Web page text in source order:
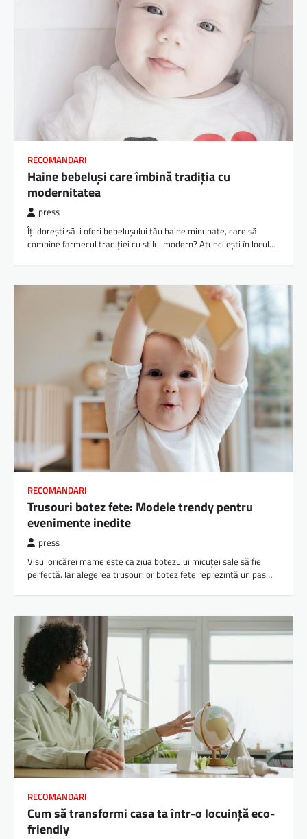
RECOMANDARI
Haine bebeluși care îmbină tradiția cu
modernitatea
press
Îți dorești să-i oferi bebelușului tău haine minunate, care să
combine farmecul tradiției cu stilul modern? Atunci ești în locul…
RECOMANDARI
Trusouri botez fete: Modele trendy pentru
evenimente inedite
press
Visul oricărei mame este ca ziua botezului micuței sale să fie
perfectă. Iar alegerea trusourilor botez fete reprezintă un pas…
RECOMANDARI
Cum să transformi casa ta într-o locuință eco-
friendly